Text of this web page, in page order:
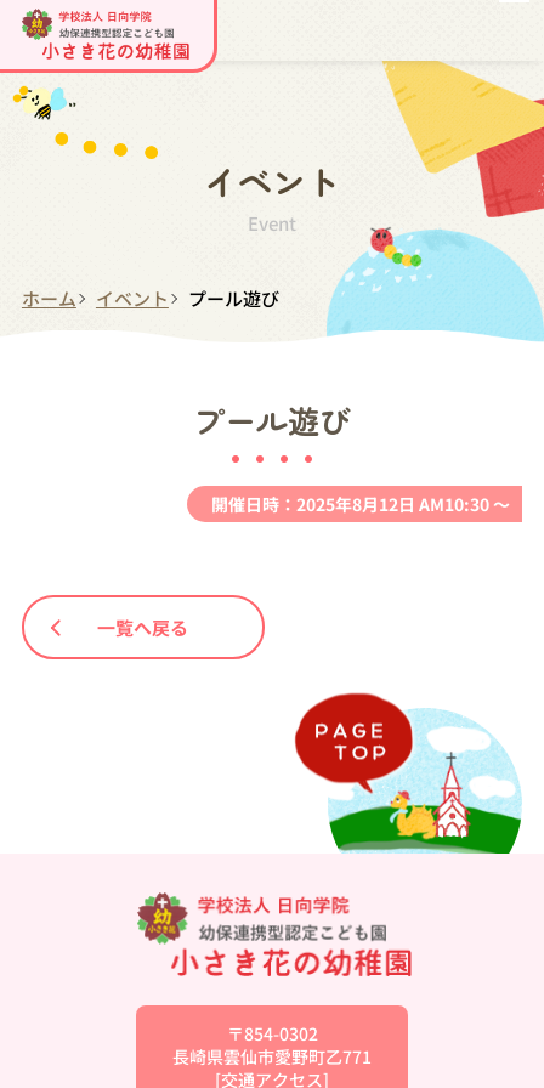
イベント
Event
ホーム イベント プール遊び
プール遊び
開催日時：2025年8月12日 AM10:30 ～
一覧へ戻る
〒854-0302
長崎県雲仙市愛野町乙771
[交通アクセス]